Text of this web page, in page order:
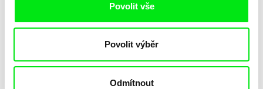
Povolit vše
Povolit výběr
Odmítnout
KO but happy